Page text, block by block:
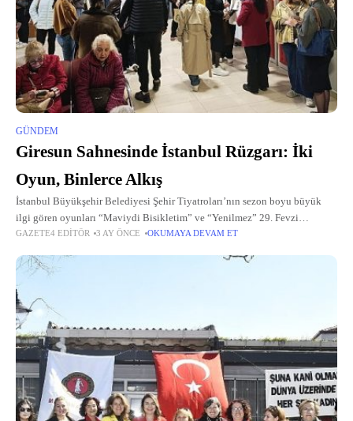
GÜNDEM
Giresun Sahnesinde İstanbul Rüzgarı: İki
Oyun, Binlerce Alkış
İstanbul Büyükşehir Belediyesi Şehir Tiyatroları’nın sezon boyu büyük
ilgi gören oyunları “Maviydi Bisikletim” ve “Yenilmez” 29. Fevzi
Bayazıtoğlu Tiyatro Günleri kapsamında Giresun seyircisiyle buluştu.
GAZETE4 EDITÖR 3 AY ÖNCE OKUMAYA DEVAM ET